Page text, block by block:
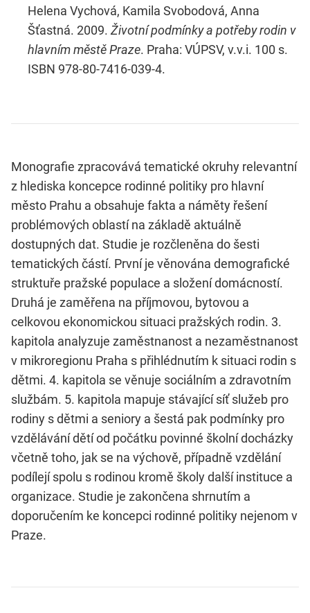
Helena Vychová, Kamila Svobodová, Anna
Šťastná. 2009. Životní podmínky a potřeby rodin v
hlavním městě Praze. Praha: VÚPSV, v.v.i. 100 s.
ISBN 978-80-7416-039-4.
Monografie zpracovává tematické okruhy relevantní
z hlediska koncepce rodinné politiky pro hlavní
město Prahu a obsahuje fakta a náměty řešení
problémových oblastí na základě aktuálně
dostupných dat. Studie je rozčleněna do šesti
tematických částí. První je věnována demografické
struktuře pražské populace a složení domácností.
Druhá je zaměřena na příjmovou, bytovou a
celkovou ekonomickou situaci pražských rodin. 3.
kapitola analyzuje zaměstnanost a nezaměstnanost
v mikroregionu Praha s přihlédnutím k situaci rodin s
dětmi. 4. kapitola se věnuje sociálním a zdravotním
službám. 5. kapitola mapuje stávající síť služeb pro
rodiny s dětmi a seniory a šestá pak podmínky pro
vzdělávání dětí od počátku povinné školní docházky
včetně toho, jak se na výchově, případně vzdělání
podílejí spolu s rodinou kromě školy další instituce a
organizace. Studie je zakončena shrnutím a
doporučením ke koncepci rodinné politiky nejenom v
Praze.